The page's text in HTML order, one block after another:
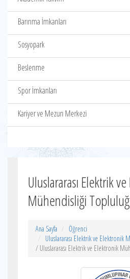
Barınma İmkanları
Sosyopark
Beslenme
Spor İmkanları
Kariyer ve Mezun Merkezi
Uluslararası Elektrik
Mühendisliği
Ana Sayfa
Öğrenci
Uluslararası Elektrik ve Elektronik
/ Uluslararası Elektrik ve Elektronik